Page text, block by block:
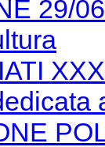
29/06